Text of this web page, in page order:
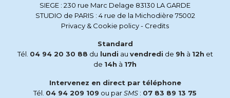
SIEGE : 230 rue Marc Delage 83130 LA GARDE
STUDIO de PARIS : 4 rue de la Michodière 75002
Privacy & Cookie policy- Credits
Standard
Tél. 04 94 20 30 88 du lundi au vendredi de 9h à 12h et
de 14h à 17h
Intervenez en direct par téléphone
Tél. 04 94 209 109 ou parSMS : 07 83 89 13 75